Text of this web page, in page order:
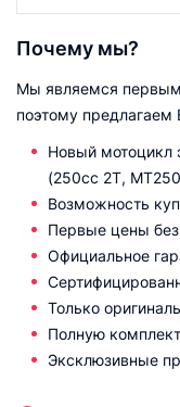
Почему мы?
Мы являемся
поэтому предлагаем
Новый мотоцикл
(250cc 2T,
Возможность
Первые цены без
Официальное
Только
Полную
Эксклюзивные